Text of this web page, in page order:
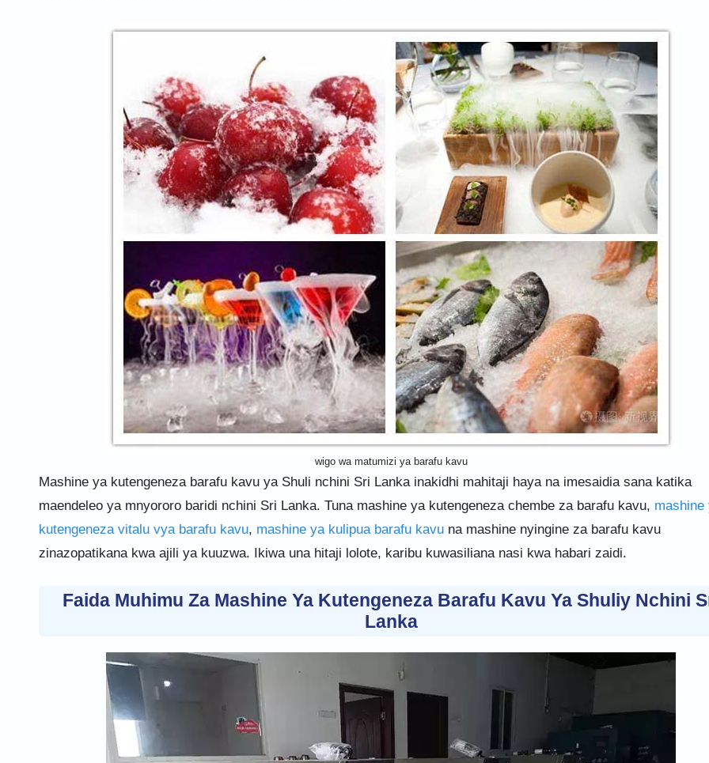
wigo wa matumizi ya barafu kavu
Mashine ya kutengeneza barafu kavu ya Shuli nchini Sri Lanka inakidhi mahitaji haya na imesaidia sana katika
maendeleo ya mnyororo baridi nchini Sri Lanka. Tuna mashine ya kutengeneza chembe za barafu kavu, mashine
kutengeneza vitalu vya barafu kavu, mashine ya kulipua barafu kavuna mashine nyingine za barafu kavu
zinazopatikana kwa ajili ya kuuzwa. Ikiwa una hitaji lolote, karibu kuwasiliana nasi kwa habari zaidi.
Faida Muhimu Za Mashine Ya Kutengeneza Barafu Kavu Ya Shuliy Nchini
Lanka